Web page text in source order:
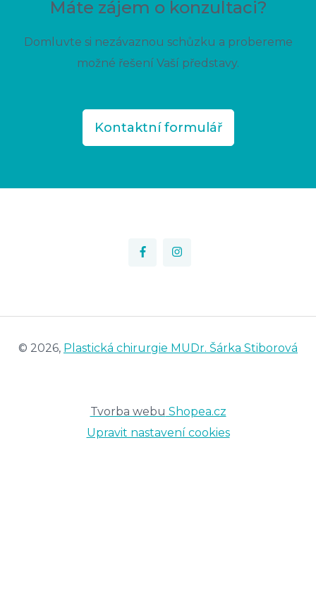
Máte zájem o konzultaci?
Domluvte si nezávaznou schůzku a probereme
možné řešení Vaší představy.
Kontaktní formulář
© 2026, Plastická chirurgie MUDr. Šárka Stiborová
Tvorba webu Shopea.cz
Upravit nastavení cookies